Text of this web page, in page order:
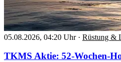
05.08.2026, 04:20 Uhr · Rüstung &
TKMS Aktie: 52-Wochen-